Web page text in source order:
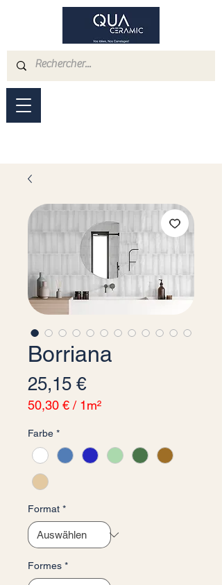
Borriana
25,15 €Preis
50,30 € / 1m²
pro
1
Quadratmeter
Farbe *
Format *
Formes *